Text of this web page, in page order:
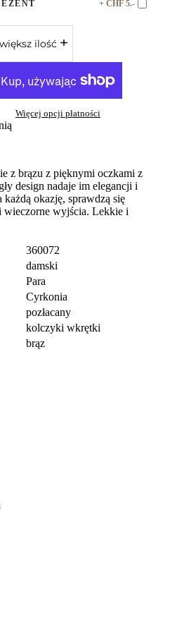
+ CHF 5.-
ilość
Więcej opcji płatności
z brązu z pięknymi oczkami z
design nadaje im elegancji i
każdą okazję, sprawdzą się
wieczorne wyjścia. Lekkie i
360072
damski
Para
Cyrkonia
pozłacany
kolczyki wkrętki
brąz